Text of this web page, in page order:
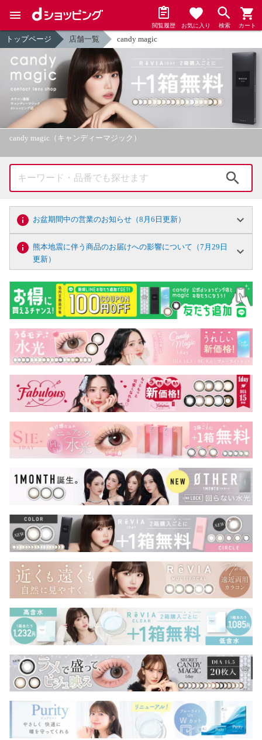
閲覧履歴 お気に入り 検索 カート
トップページ 店舗一覧 candy magic
candy magic（キャンディーマジック）
お盆期間中の営業のお知らせ（8月6日更新）
熊本地震に伴う商品のお届けへの影響について（7月29日
更新）